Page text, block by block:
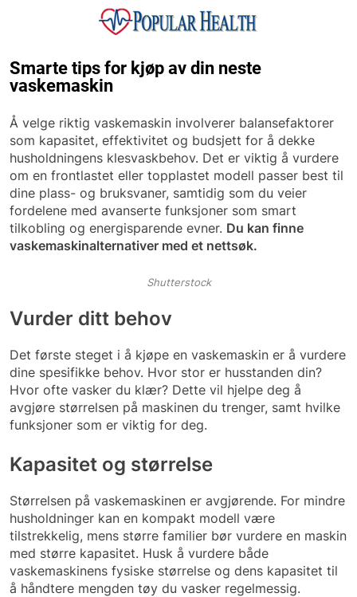
Popular Health
Smarte tips for kjøp av din neste
vaskemaskin
Å velge riktig vaskemaskin involverer balansefaktorer
som kapasitet, effektivitet og budsjett for å dekke
husholdningens klesvaskbehov. Det er viktig å vurdere
om en frontlastet eller topplastet modell passer best til
dine plass- og bruksvaner, samtidig som du veier
fordelene med avanserte funksjoner som smart
tilkobling og energisparende evner. Du kan finne
vaskemaskinalternativer med et nettsøk.
Shutterstock
Vurder ditt behov
Det første steget i å kjøpe en vaskemaskin er å vurdere
dine spesifikke behov. Hvor stor er husstanden din?
Hvor ofte vasker du klær? Dette vil hjelpe deg å
avgjøre størrelsen på maskinen du trenger, samt hvilke
funksjoner som er viktig for deg.
Kapasitet og størrelse
Størrelsen på vaskemaskinen er avgjørende. For mindre
husholdninger kan en kompakt modell være
tilstrekkelig, mens større familier bør vurdere en maskin
med større kapasitet. Husk å vurdere både
vaskemaskinens fysiske størrelse og dens kapasitet til
å håndtere mengden tøy du vasker regelmessig.